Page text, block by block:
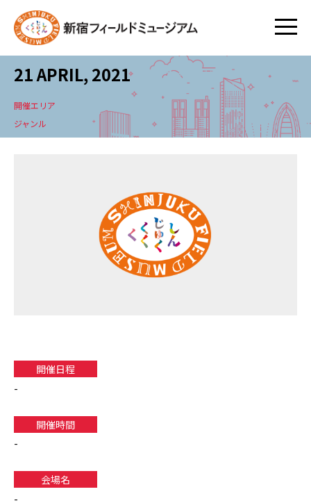
21 APRIL, 2021
開催エリア
ジャンル
開催日程
-
開催時間
-
会場名
-